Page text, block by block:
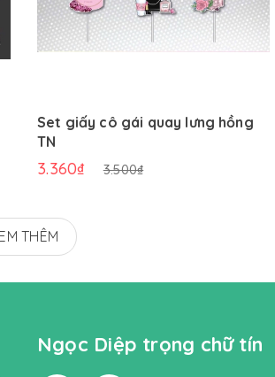
Set giấy cô gái quay lưng hồng
TN
3.360₫ 3.500₫
THÊM
Ngọc Diệp trọng chữ tín